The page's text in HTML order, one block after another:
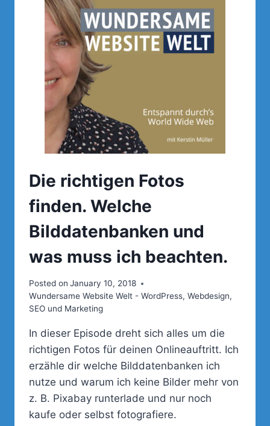
BILDDATENBANKEN
UND
WAS
MUSS
Die richtigen Fotos
finden. Welche
Bilddatenbanken und
was muss ich beachten.
Posted on January 10, 2018
Wundersame Website Welt - WordPress, Webdesign,
SEO und Marketing
In dieser Episode dreht sich alles um die
richtigen Fotos für deinen Onlineauftritt. Ich
erzähle dir welche Bilddatenbanken ich
nutze und warum ich keine Bilder mehr von
z. B. Pixabay runterlade und nur noch
kaufe oder selbst fotografiere.